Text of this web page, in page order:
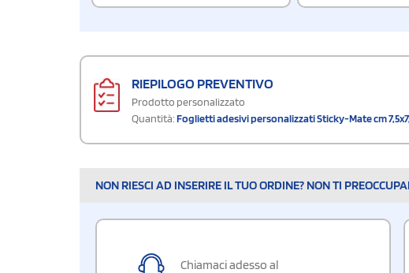
RIEPILOGO PREVENTIVO
Prodotto personalizzato
Quantità:Foglietti adesivi personalizzati Sticky-Mate cm
NON RIESCI AD INSERIRE IL TUO ORDINE? NON TI
Chiamaci adesso al